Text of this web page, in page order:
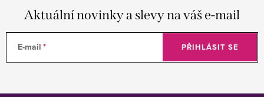
Aktuální novinky a slevy na váš e-mail
E-mail PŘIHLÁSIT SE